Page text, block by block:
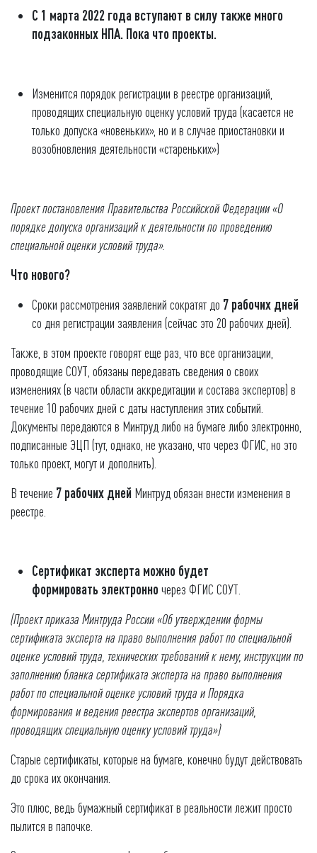
С 1 марта 2022 года вступают в силу также много
подзаконных НПА. Пока что проекты.
Изменится порядок регистрации в реестре организаций,
проводящих специальную оценку условий труда (касается не
только допуска «новеньких», но и в случае приостановки и
возобновления деятельности «стареньких»)
Проект постановления Правительства Российской Федерации «О
порядке допуска организаций к деятельности по проведению
специальной оценки условий труда».
Что нового?
Сроки рассмотрения заявлений сократят до 7 рабочих дней
со дня регистрации заявления (сейчас это 20 рабочих дней).
Также, в этом проекте говорят еще раз, что все организации,
проводящие СОУТ, обязаны передавать сведения о своих
изменениях (в части области аккредитации и состава экспертов) в
течение 10 рабочих дней с даты наступления этих событий.
Документы передаются в Минтруд либо на бумаге либо электронно,
подписанные ЭЦП (тут, однако, не указано, что через ФГИС, но это
только проект, могут и дополнить).
В течение 7 рабочих дней Минтруд обязан внести изменения в
реестре.
Сертификат эксперта можно будет
формировать электронночерез ФГИС СОУТ.
(Проект приказа Минтруда России «Об утверждении формы
сертификата эксперта на право выполнения работ по специальной
оценке условий труда, технических требований к нему, инструкции по
заполнению бланка сертификата эксперта на право выполнения
работ по специальной оценке условий труда и Порядка
формирования и ведения реестра экспертов организаций,
проводящих специальную оценку условий труда»)
Старые сертификаты, которые на бумаге, конечно будут действовать
до срока их окончания.
Это плюс, ведь бумажный сертификат в реальности лежит просто
пылится в папочке.